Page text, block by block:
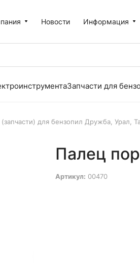
Новости Информация
Запчасти для
для бензопил Дружба, Урал,
Палец
Артикул: 00470